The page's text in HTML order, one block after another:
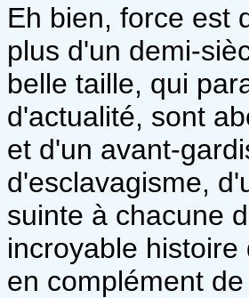
Eh bien, force est
plus d'un demi-
belle taille, qui
d'actualité, sont
et d'un avant-
d'esclavagisme,
suinte à chacune
incroyable
en complément